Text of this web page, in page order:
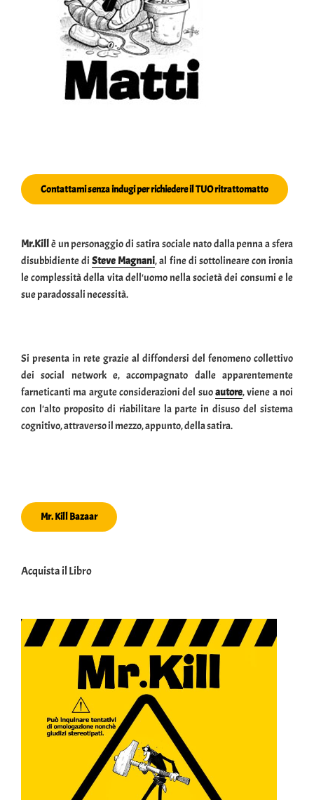
Contattami senza indugi per richiedere il TUO ritrattomatto
Mr.Killè un personaggio di satira sociale nato dalla penna a sfera
disubbidiente diSteve Magnani, al fine di sottolineare con ironia
le complessità della vita dell'uomo nella società dei consumi e le
sue paradossali necessità.
Si presenta in rete grazie al diffondersi del fenomeno collettivo
dei social network e, accompagnato dalle apparentemente
farneticanti ma argute considerazioni del suoautore, viene a noi
con l'alto proposito di riabilitare la parte in disuso del sistema
cognitivo, attraverso il mezzo, appunto, della satira.
Mr. Kill Bazaar
Acquista il Libro